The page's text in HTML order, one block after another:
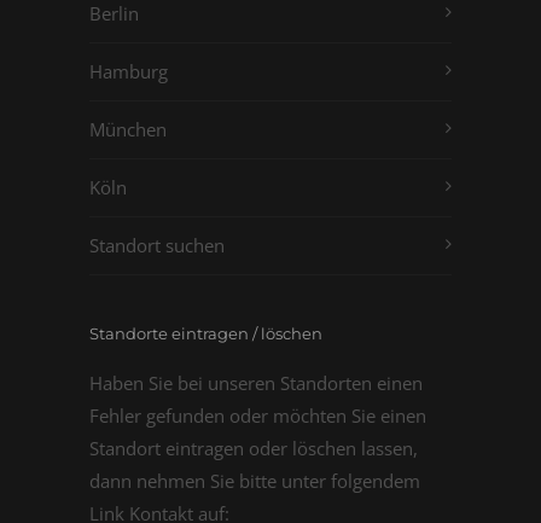
Berlin
Hamburg
München
Köln
Standort suchen
Standorte eintragen / löschen
Haben Sie bei unseren Standorten einen
Fehler gefunden oder möchten Sie einen
Standort eintragen oder löschen lassen,
dann nehmen Sie bitte unter folgendem
Link Kontakt auf: